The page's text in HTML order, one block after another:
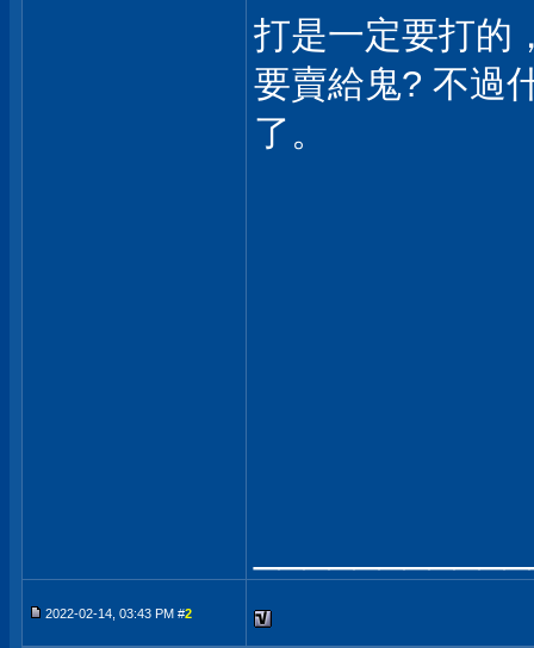
打是一定要打的
要賣給鬼? 不過
了。
2022-02-14, 03:43 PM #2